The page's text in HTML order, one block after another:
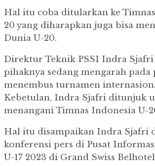
Hal itu coba ditularkan ke
20 yang diharapkan juga bisa
Dunia U-20.
Direktur Teknik PSSI Indra
pihaknya sedang mengarah
menembus turnamen
Kebetulan, Indra Sjafri ditunjuk
menangani Timnas Indonesia U-
Hal itu disampaikan Indra Sjafri
konferensi pers di Pusat
U-17 2023 di Grand Swiss